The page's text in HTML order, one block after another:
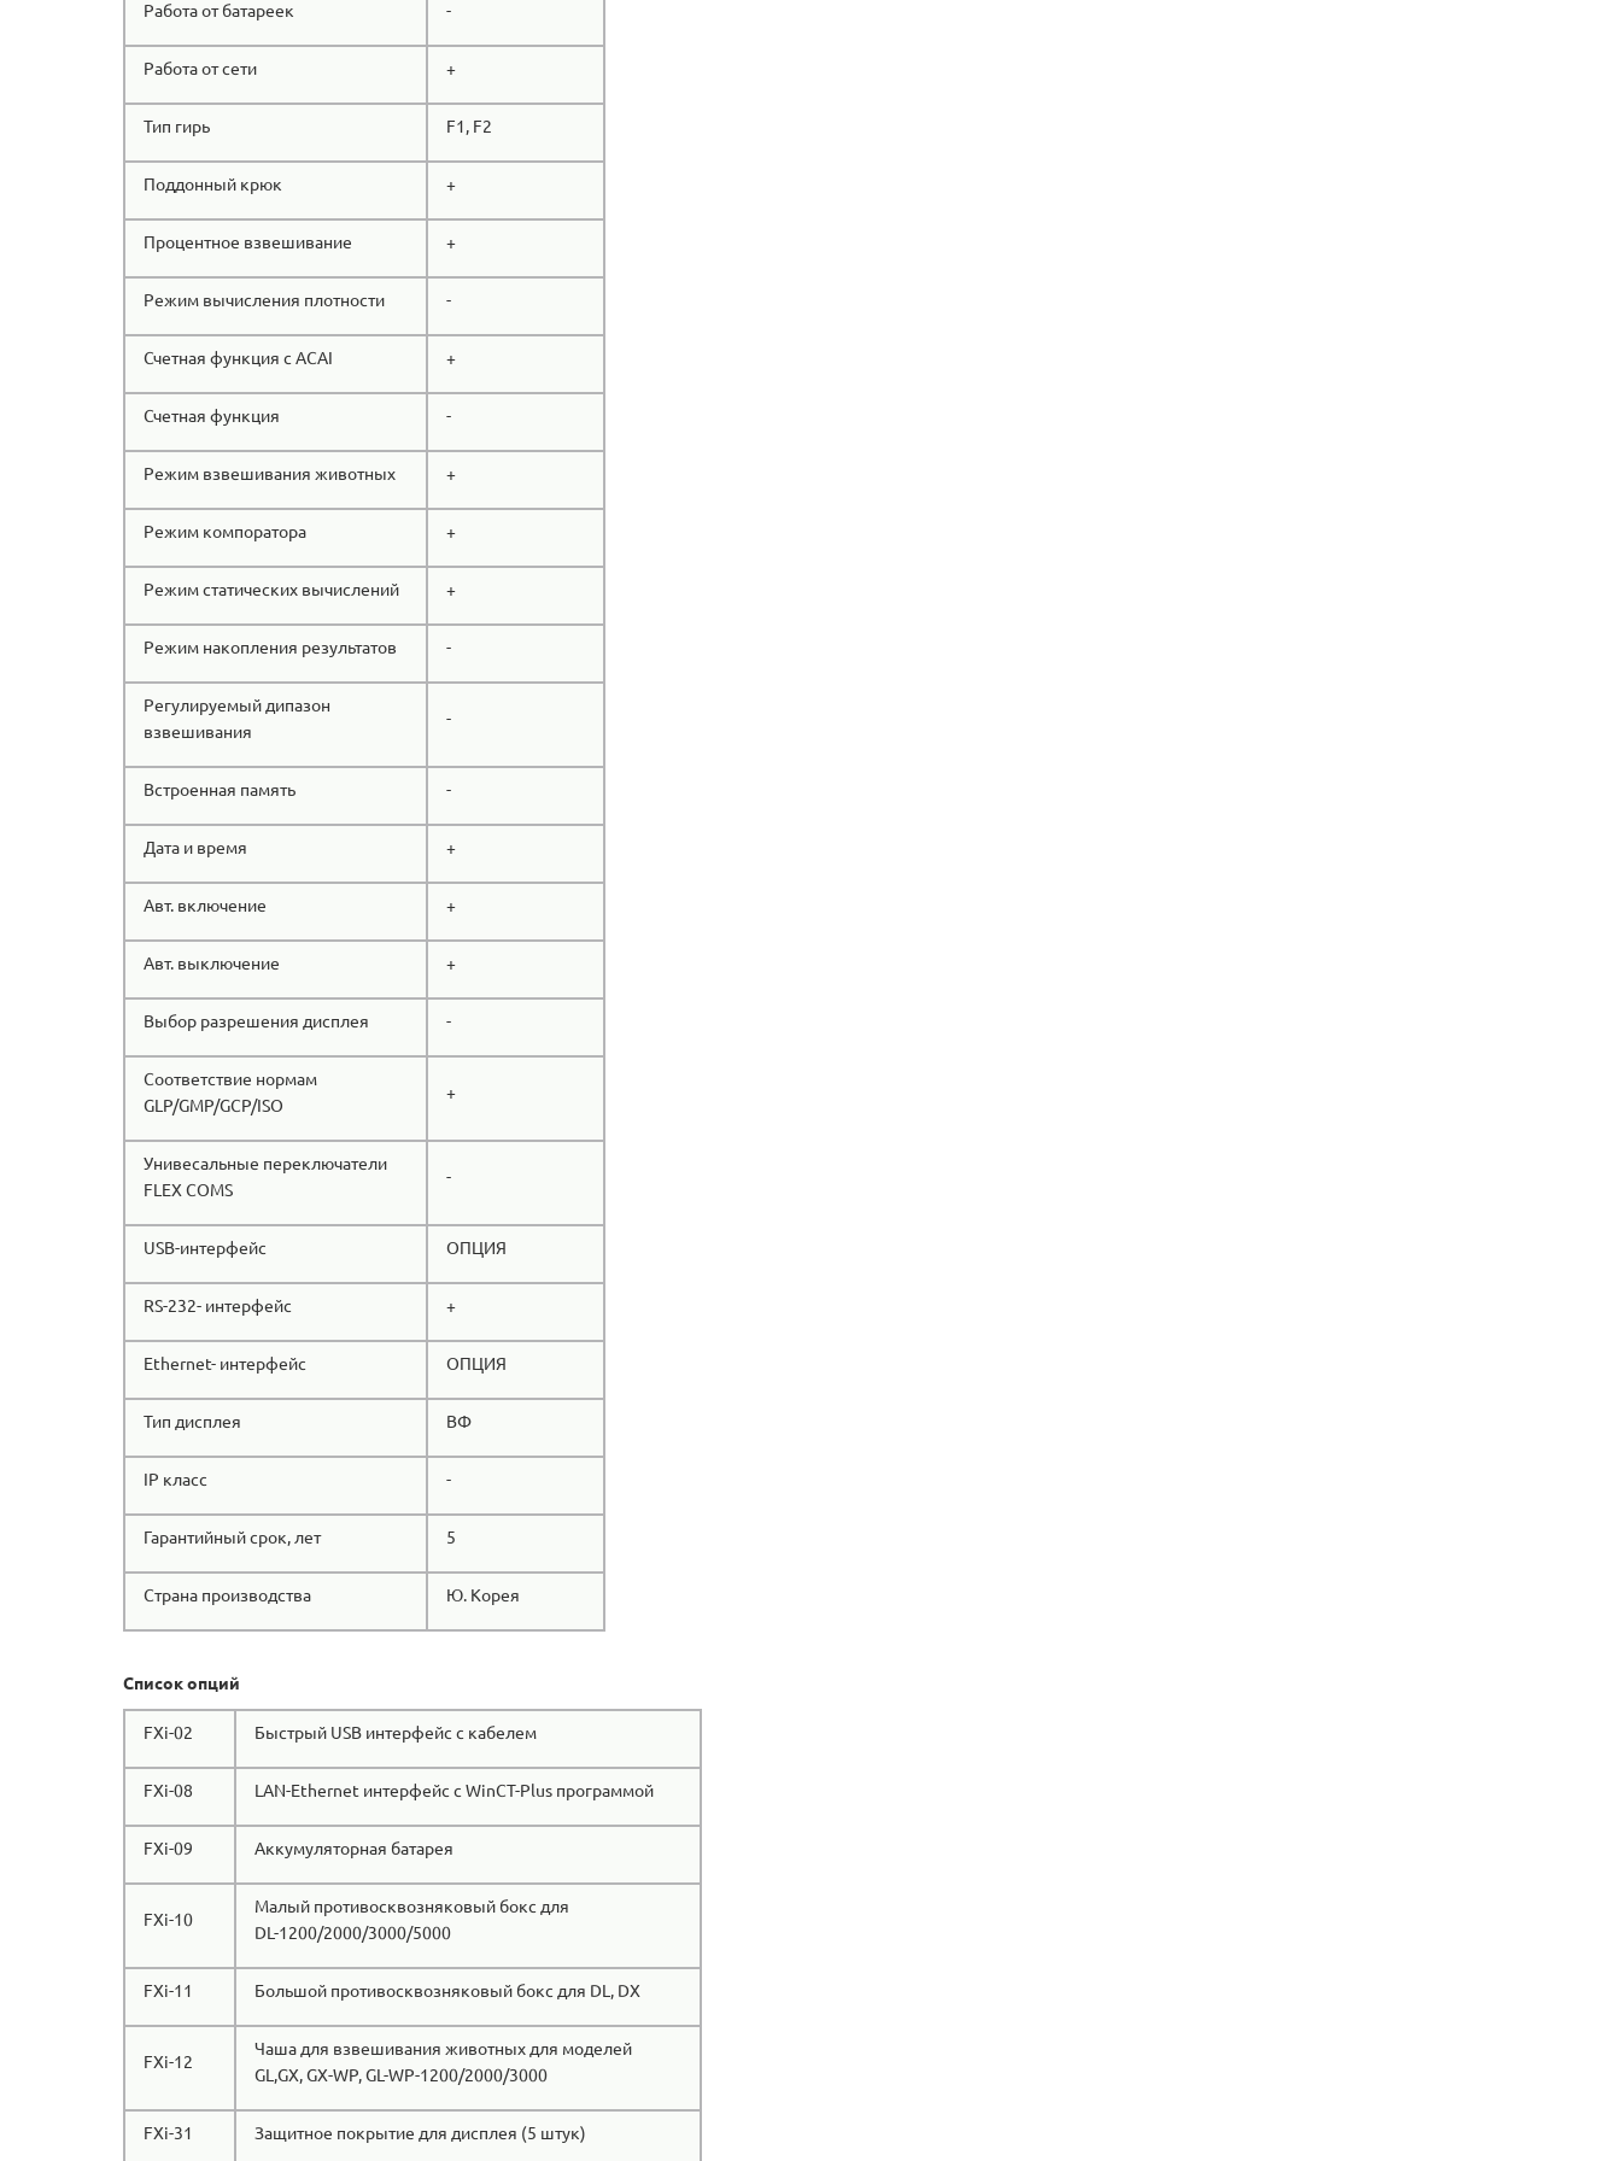
Работа от батареек -
Работа от сети +
Тип гирь F1, F2
Поддонный крюк +
Процентное взвешивание +
Режим вычисления плотности -
Счетная функция с ACAI +
Счетная функция -
Режим взвешивания животных +
Режим компоратора +
Режим статических вычислений +
Режим накопления результатов -
Регулируемый дипазон
взвешивания
-
Встроенная память -
Дата и время +
Авт. включение +
Авт. выключение +
Выбор разрешения дисплея -
Соответствие нормам
GLP/GMP/GCP/ISO
+
Унивесальные переключатели
FLEX COMS
-
USB-интерфейс ОПЦИЯ
RS-232- интерфейс +
Ethernet- интерфейс ОПЦИЯ
Тип дисплея ВФ
IP класс -
Гарантийный срок, лет 5
Страна производства Ю. Корея
Список опций
FXi-02 Быстрый USB интерфейс с кабелем
FXi-08 LAN-Ethernet интерфейс с WinCT-Plus программой
FXi-09 Аккумуляторная батарея
FXi-10
Малый противосквозняковый бокс для
DL-1200/2000/3000/5000
FXi-11 Большой противосквозняковый бокс для DL, DX
FXi-12
Чаша для взвешивания животных для моделей
GL,GX, GX-WP, GL-WP-1200/2000/3000
FXi-31 Защитное покрытие для дисплея (5 штук)